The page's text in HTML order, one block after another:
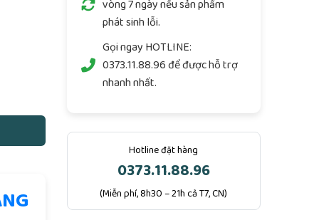
2 Quyển Trung) - Đức Huỳnh Giáo Chủ số lượng
vòng 7 ngày nếu sản phẩm
phát sinh lỗi.
Gọi ngay HOTLINE:
0373.11.88.96để được hỗ trợ
nhanh nhất.
Hotline đặt hàng
0373.11.88.96
(Miễn phí, 8h30 – 21h cả T7, CN)